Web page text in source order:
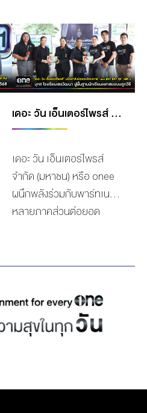
เดอะ วัน เอ็นเตอร์ไพรส์ ผนึกกำลังต่อยอดโครงการ ONE แยก แลก สุข เฟส 2 บุก!! โรงเรียนเขตวัฒนา ปูพื้นฐานนักเรียนแยกขยะแบบถูกวิธี
เดอะ วัน เอ็นเตอร์ไพรส์
จำกัด (มหาชน) หรือ onee
ผนึกพลังร่วมกับพาร์ทเนอร์
หลายภาคส่วนต่อยอด
โรงเรียนในพื้นที่เขตวัฒนา
ขยะให้ถูกวิธีตั้งแต่เด็ก โดยให้
ความรู้น้องๆนักเรียนเรื่อง
การแยกขยะ และนำขยะที่คัด
(Upcycling) เพื่อผลิตเสื้อ